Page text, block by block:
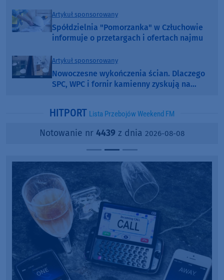
Artykuł sponsorowany
Spółdzielnia "Pomorzanka" w Człuchowie
informuje o przetargach i ofertach najmu
Artykuł sponsorowany
Nowoczesne wykończenia ścian. Dlaczego
SPC, WPC i fornir kamienny zyskują na
HITPORT Lista Przebojów Weekend FM
Notowanie nr 4439 z dnia 2026-08-08